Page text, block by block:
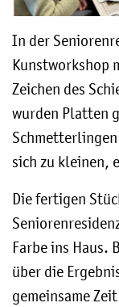
In der
Kunstworkshop
Zeichen des
wurden Platten
sich zu kleinen,
Die fertigen
Farbe ins Haus.
über die
gemeinsame